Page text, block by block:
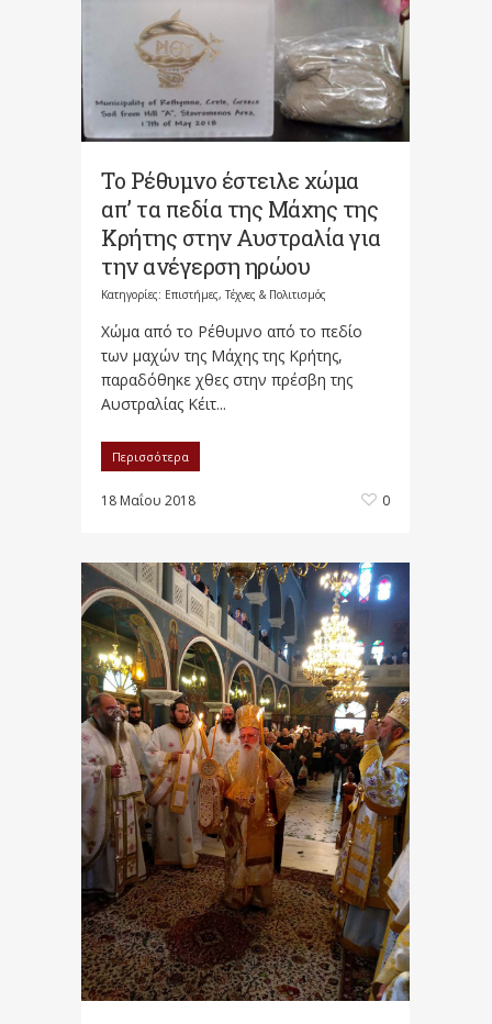
Το Ρέθυμνο έστειλε χώμα
απ’ τα πεδία της Μάχης της
Κρήτης στην Αυστραλία για
την ανέγερση ηρώου
Κατηγορίες: Επιστήμες, Τέχνες & Πολιτισμός
Χώμα από το Ρέθυμνο από το πεδίο
των μαχών της Μάχης της Κρήτης,
παραδόθηκε χθες στην πρέσβη της
Αυστραλίας Κέιτ...
Περισσότερα
18 Μαΐου 2018 0